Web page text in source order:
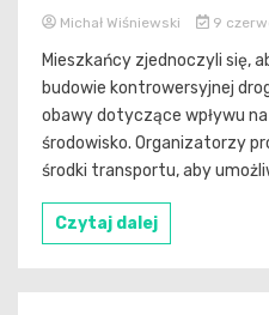
Michał Wiśniewski 9
Mieszkańcy zjednoczyli się,
budowie kontrowersyjnej
obawy dotyczące wpływu
środowisko. Organizatorzy
środki transportu, aby
Czytaj dalej